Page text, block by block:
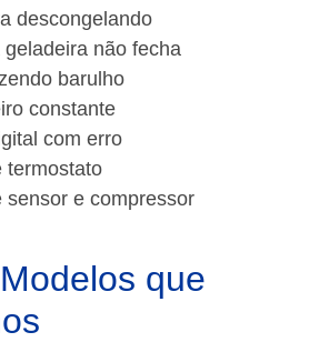
descongelando
geladeira não fecha
barulho
constante
com erro
termostato
sensor e compressor
que